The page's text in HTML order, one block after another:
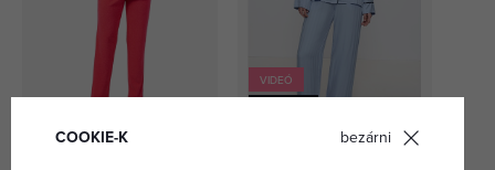
VIDEÓ
COOKIE-K bezárni